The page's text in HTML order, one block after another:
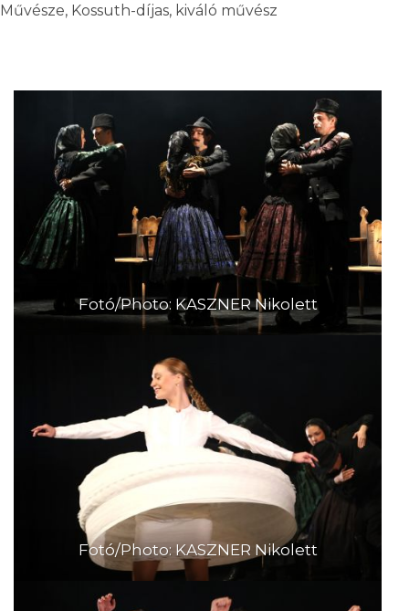
Művésze, Kossuth-díjas, kiváló művész
Fotó/Photo: KASZNER Nikolett
Fotó/Photo: KASZNER Nikolett